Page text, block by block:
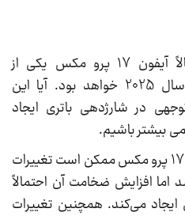
باتوجه‌به این تغییرات، احتمالاً آیفون 17 پرو مکس یکی از
جذاب‌ترین مدل‌های اپل در سال 2025 خواهد بود. آیا این
در شارژدهی باتری ایجاد
بیشتر باشیم.
طبق اطلاعات فاش‌شده، آیفون 17 پرو مکس ممکن است تغییرات
افزایش ضخامت آن احتمالاً
می‌کند. همچنین تغییرات